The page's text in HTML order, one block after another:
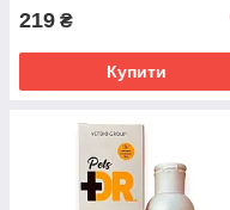
219 ₴
Купити